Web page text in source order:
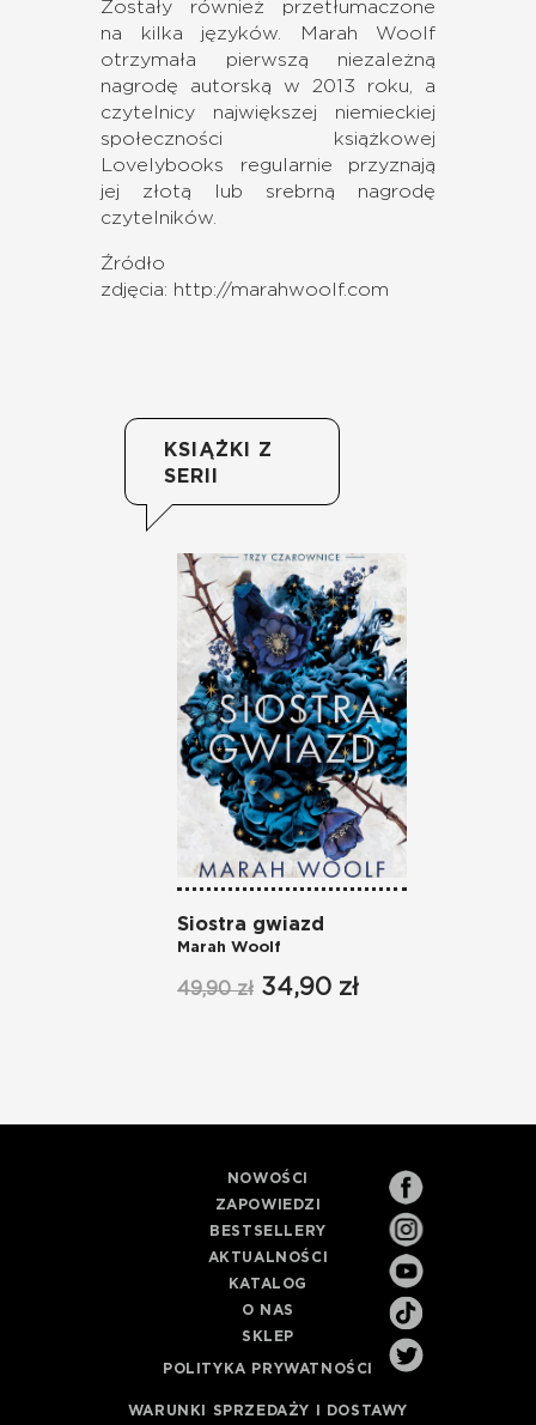
Zostały również przetłumaczone
na kilka języków. Marah Woolf
otrzymała pierwszą niezależną
nagrodę autorską w 2013 roku, a
czytelnicy największej niemieckiej
społeczności książkowej
Lovelybooks regularnie przyznają
jej złotą lub srebrną nagrodę
czytelników.
Źródło
zdjęcia: http://marahwoolf.com
KSIĄŻKI Z
SERII
Siostra gwiazd
Marah Woolf
49,90 zł 34,90 zł
NOWOŚCI
ZAPOWIEDZI
BESTSELLERY
AKTUALNOŚCI
KATALOG
O NAS
SKLEP
POLITYKA PRYWATNOŚCI
WARUNKI SPRZEDAŻY I DOSTAWY